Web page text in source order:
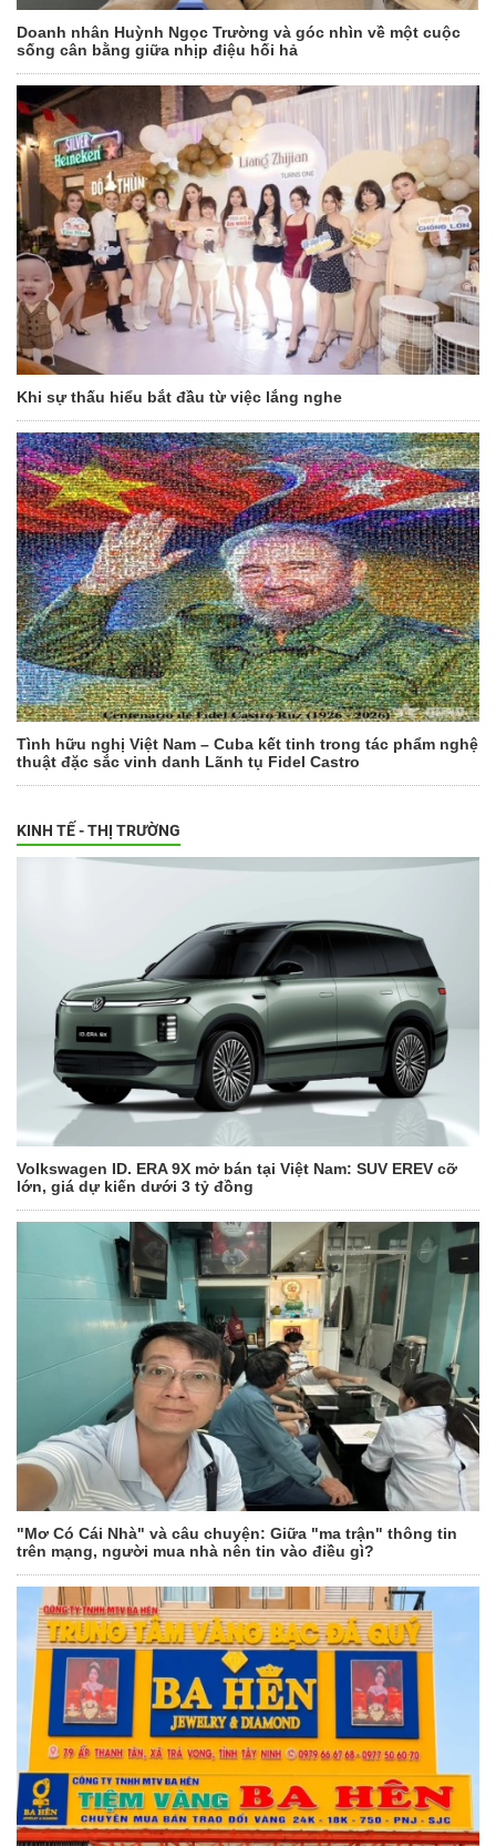
Doanh nhân Huỳnh Ngọc Trường và góc nhìn về một cuộc
sống cân bằng giữa nhịp điệu hối hả
Khi sự thấu hiểu bắt đầu từ việc lắng nghe
Tình hữu nghị Việt Nam – Cuba kết tinh trong tác phẩm nghệ
thuật đặc sắc vinh danh Lãnh tụ Fidel Castro
KINH TẾ - THỊ TRƯỜNG
Volkswagen ID. ERA 9X mở bán tại Việt Nam: SUV EREV cỡ
lớn, giá dự kiến dưới 3 tỷ đồng
"Mơ Có Cái Nhà" và câu chuyện: Giữa "ma trận" thông tin
trên mạng, người mua nhà nên tin vào điều gì?